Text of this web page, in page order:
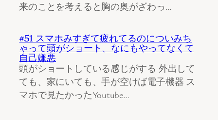
来のことを考えると胸の奥がざわっ…
#51 スマホみすぎて疲れてるのについみち
ゃって頭がショート、なにもやってなくて
自己嫌悪
頭がショートしている感じがする 外出して
ても、家にいても、手が空けば電子機器 ス
マホで見たかったYoutube…